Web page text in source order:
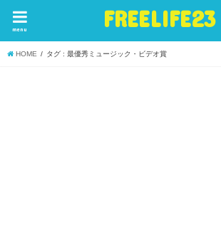
FREELIFE23
menu
HOME タグ : 最優秀ミュージック・ビデオ賞